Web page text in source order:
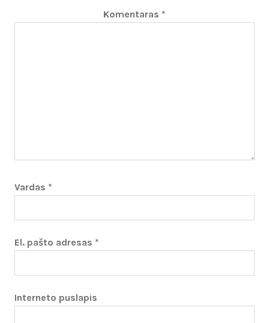
Komentaras *
Vardas *
El. pašto adresas *
Interneto puslapis